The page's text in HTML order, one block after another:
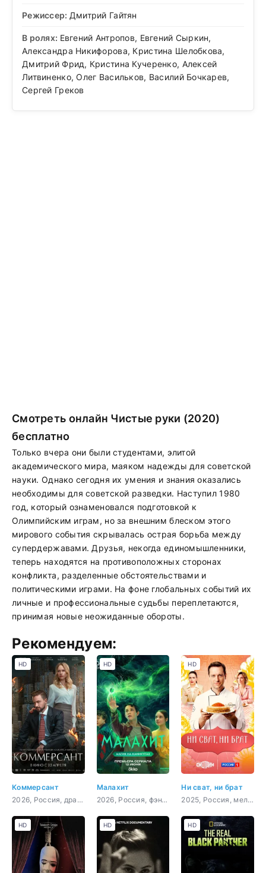
Режиссер: Дмитрий Гайтян
В ролях: Евгений Антропов, Евгений Сыркин,
Александра Никифорова, Кристина Шелобкова,
Дмитрий Фрид, Кристина Кучеренко, Алексей
Литвиненко, Олег Васильков, Василий Бочкарев,
Сергей Греков
Смотреть онлайн Чистые руки (2020)
бесплатно
Только вчера они были студентами, элитой
академического мира, маяком надежды для советской
науки. Однако сегодня их умения и знания оказались
необходимы для советской разведки. Наступил 1980
год, который ознаменовался подготовкой к
Олимпийским играм, но за внешним блеском этого
мирового события скрывалась острая борьба между
супердержавами. Друзья, некогда единомышленники,
теперь находятся на противоположных сторонах
конфликта, разделенные обстоятельствами и
политическими играми. На фоне глобальных событий их
личные и профессиональные судьбы переплетаются,
принимая новые неожиданные обороты.
Рекомендуем:
Коммерсант
2026, Россия, драма
HD
Малахит
2026, Россия, фэнтези, приключения, семейный
HD
Ни сват, ни брат
2025, Россия, мелодрама
HD
HD HD HD